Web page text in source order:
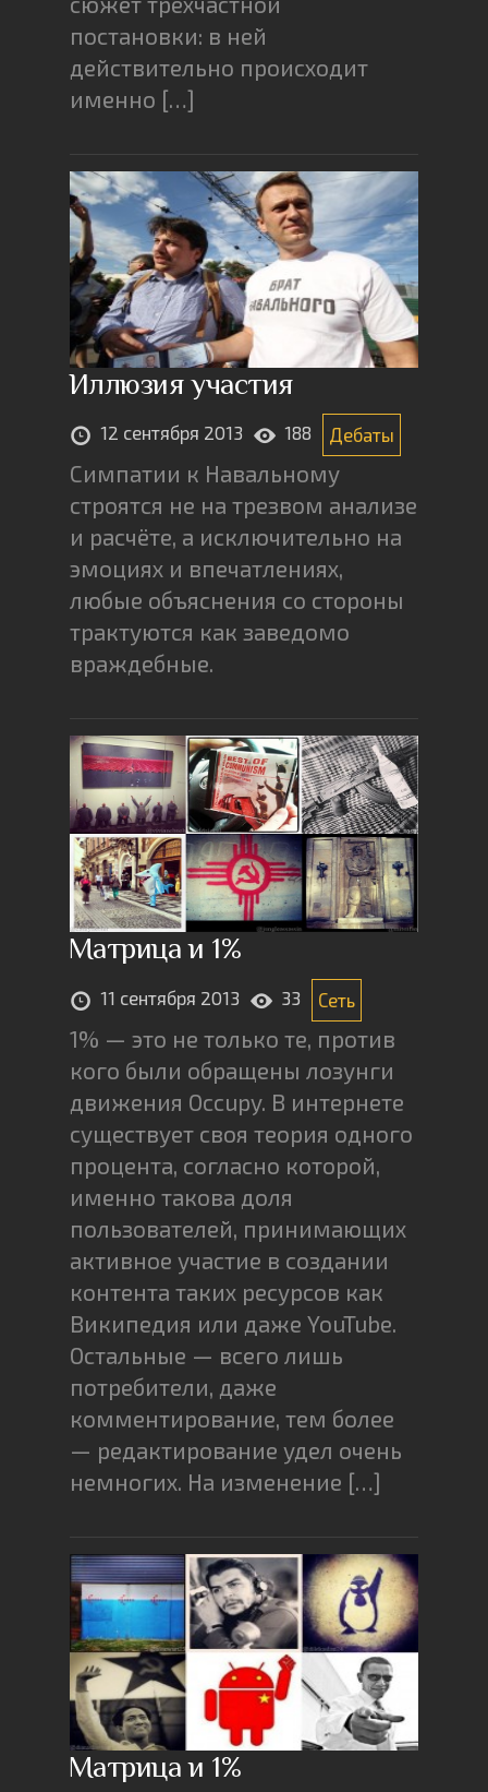
постановки: в ней
действительно происходит
именно […]
Иллюзия участия
12 сентября 2013 188 Дебаты
Симпатии к Навальному
строятся не на трезвом анализе
и расчёте, а исключительно на
эмоциях и впечатлениях,
любые объяснения со стороны
трактуются как заведомо
враждебные.
Матрица и 1%
11 сентября 2013 33 Сеть
1% — это не только те, против
кого были обращены лозунги
движения Occupy. В интернете
существует своя теория одного
процента, согласно которой,
именно такова доля
пользователей, принимающих
активное участие в создании
контента таких ресурсов как
Википедия или даже YouTube.
Остальные — всего лишь
потребители, даже
комментирование, тем более
— редактирование удел очень
немногих. На изменение […]
Матрица и 1%